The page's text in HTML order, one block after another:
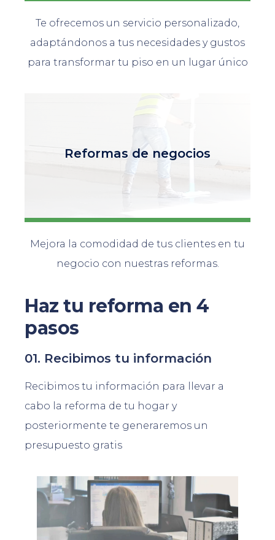
Te ofrecemos un servicio personalizado,
adaptándonos a tus necesidades y gustos
para transformar tu piso en un lugar único
Reformas de negocios
Mejora la comodidad de tus clientes en tu
negocio con nuestras reformas.
Haz tu reforma en 4
pasos
01. Recibimos tu información
Recibimos tu información para llevar a
cabo la reforma de tu hogar y
posteriormente te generaremos un
presupuesto gratis